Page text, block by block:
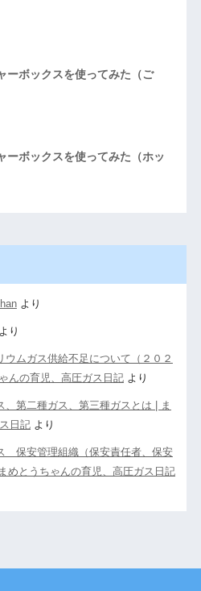
ーボックスを使ってみた（ご
ーボックスを使ってみた（ホッ
より
り
ウムガス供給不足について（２０２
んの育児、高圧ガス日記より
、第二種ガス、第三種ガスとは | ま
日記より
保安管理組織（保安責任者、保安
めとうちゃんの育児、高圧ガス日記